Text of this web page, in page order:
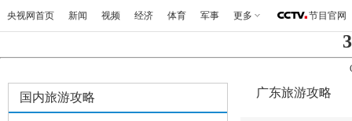
央视网首页 新闻 视频 经济 体育 军事 更多 节目官网
国内旅游攻略 广东旅游攻略